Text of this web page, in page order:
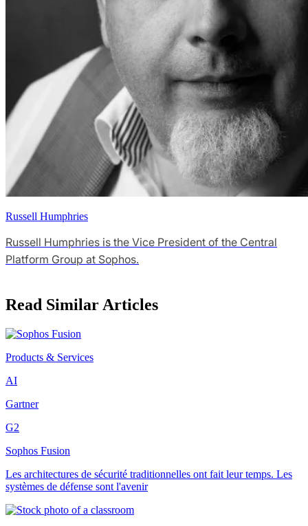
Russell Humphries
Russell Humphries is the Vice President of the Central
Platform Group at Sophos.
Read Similar Articles
Products & Services
AI
Gartner
G2
Sophos Fusion
Les architectures de sécurité traditionnelles ont fait leur temps. Les
systèmes de défense sont l'avenir